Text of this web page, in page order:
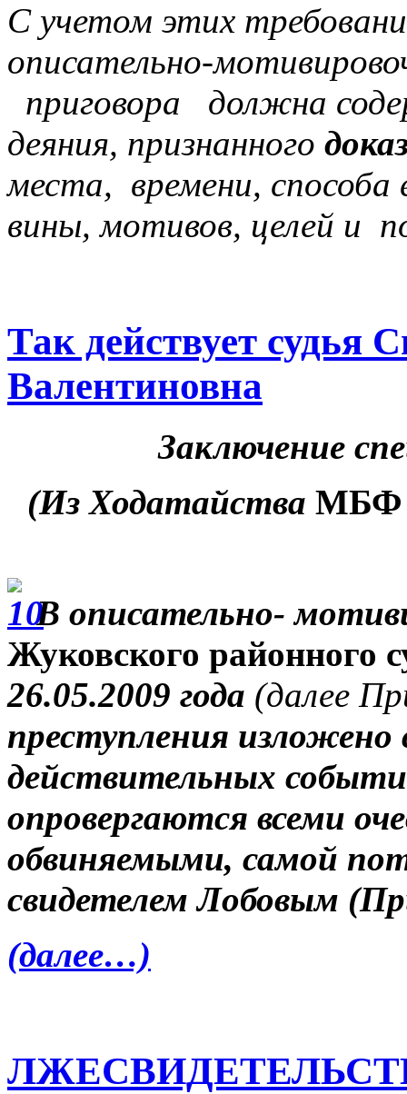
С учетом этих
описательно-
приговора должна
деяния, признанного
места, времени,
вины, мотивов, целей и
Так действует судья
Валентиновна
Заключение
(Из Ходатайства МБФ
В описательно-
Жуковского районного
26.05.2009 года (далее
преступления изложено
действительных
опровергаются всеми
обвиняемыми, самой
свидетелем Лобовым
(далее…)